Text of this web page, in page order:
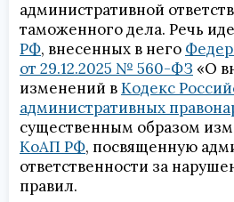
административной
таможенного дела. Речь
РФ, внесенных в него
от 29.12.2025 № 560-ФЗ «О
изменений вКодекс
административных
существенным образом
КоАП РФ, посвященную
ответственности за
правил.